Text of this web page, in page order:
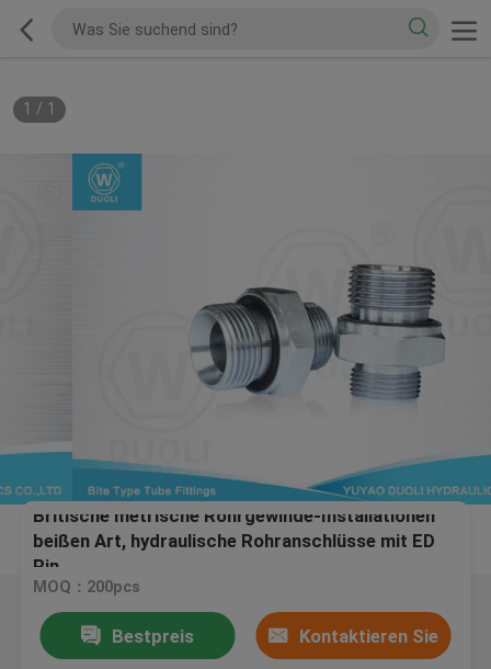
1 / 1
Britische metrische Rohrgewinde-Installationen
beißen Art, hydraulische Rohranschlüsse mit ED
Rin
MOQ：200pcs
Bestpreis Kontaktieren Sie